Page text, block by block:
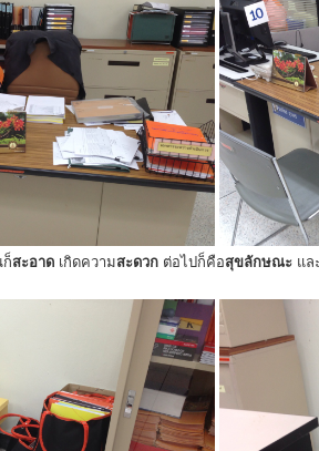
สะอาดเกิดความสะดวกต่อไปก็คือสุขลักษณะ แล